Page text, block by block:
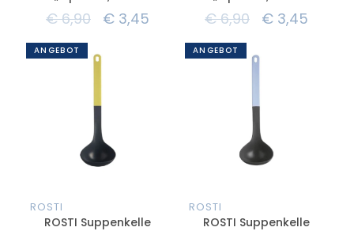
€6,90 € 3,45 €6,90 € 3,45
ANGEBOT
ROSTI
ROSTI Suppenkelle
ANGEBOT
ROSTI
ROSTI Suppenkelle